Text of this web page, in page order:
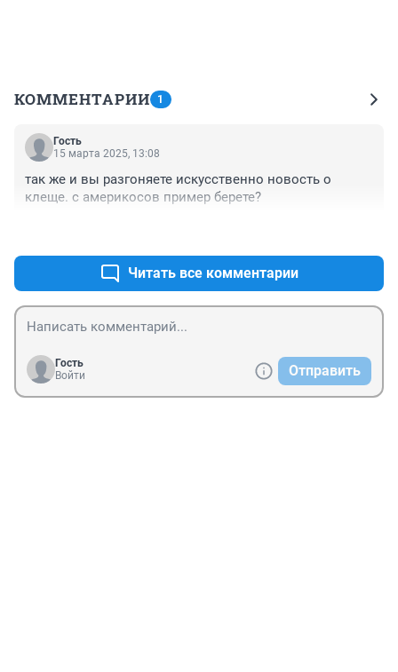
КОММЕНТАРИИ 1
Гость
15 марта 2025, 13:08
так же и вы разгоняете искусственно новость о
клеще. с америкосов пример берете?
Читать все комментарии
Гость
Войти
Отправить